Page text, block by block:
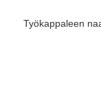
Työkappaleen